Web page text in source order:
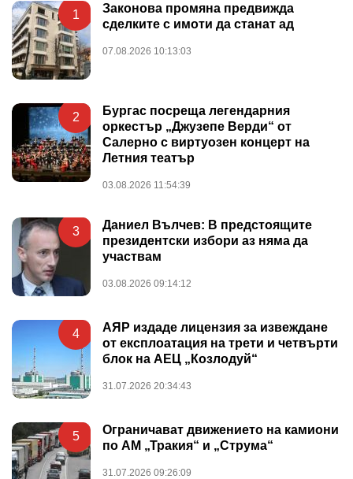
1
Законова промяна предвижда
сделките с имоти да станат ад
07.08.2026 10:13:03
2
Бургас посреща легендарния
оркестър „Джузепе Верди“ от
Салерно с виртуозен концерт на
Летния театър
03.08.2026 11:54:39
3
Даниел Вълчев: В предстоящите
президентски избори аз няма да
участвам
03.08.2026 09:14:12
4
АЯР издаде лицензия за извеждане
от експлоатация на трети и четвърти
блок на АЕЦ „Козлодуй“
31.07.2026 20:34:43
5
Ограничават движението на камиони
по АМ „Тракия“ и „Струма“
31.07.2026 09:26:09